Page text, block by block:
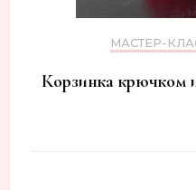
МАСТЕР-
Корзинка крючком